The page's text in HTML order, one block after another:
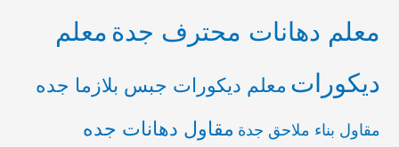
معلم دهانات محترف جدة معلم
ديكورات معلم ديكورات جبس بلازما جده
مقاول بناء ملاحق جدة مقاول دهانات جده